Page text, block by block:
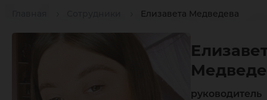
Елизавета Медведева
руководитель